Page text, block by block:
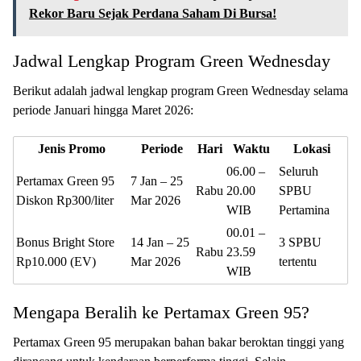
Rekor Baru Sejak Perdana Saham Di Bursa!
Jadwal Lengkap Program Green Wednesday
Berikut adalah jadwal lengkap program Green Wednesday selama
periode Januari hingga Maret 2026:
Jenis Promo Periode Hari Waktu Lokasi
Pertamax Green 95
Diskon Rp300/liter
7 Jan – 25
Mar 2026
Rabu
06.00 –
20.00
WIB
Seluruh
SPBU
Pertamina
Bonus Bright Store
Rp10.000 (EV)
14 Jan – 25
Mar 2026
Rabu
00.01 –
23.59
WIB
3 SPBU
tertentu
Mengapa Beralih ke Pertamax Green 95?
Pertamax Green 95 merupakan bahan bakar beroktan tinggi yang